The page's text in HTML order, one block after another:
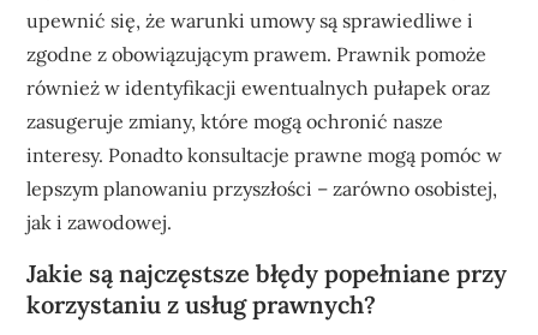
upewnić się, że warunki umowy są sprawiedliwe i
zgodne z obowiązującym prawem. Prawnik pomoże
również w identyfikacji ewentualnych pułapek oraz
zasugeruje zmiany, które mogą ochronić nasze
interesy. Ponadto konsultacje prawne mogą pomóc w
lepszym planowaniu przyszłości – zarówno osobistej,
jak i zawodowej.
Jakie są najczęstsze błędy popełniane przy
korzystaniu z usług prawnych?